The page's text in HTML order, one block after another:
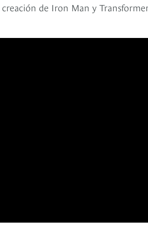
de Iron Man y